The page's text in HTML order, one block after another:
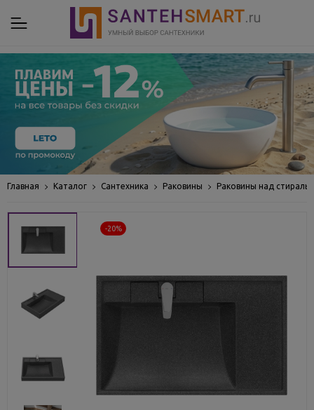
Главная Каталог Сантехника Раковины Раковины над
-20%